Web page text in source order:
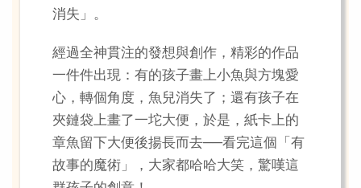
消失」。
經過全神貫注的發想與創作，精彩的作品
一件件出現：有的孩子畫上小魚與方塊愛
心，轉個角度，魚兒消失了；還有孩子在
夾鏈袋上畫了一坨大便，於是，紙卡上的
章魚留下大便後揚長而去──看完這個「有
故事的魔術」，大家都哈哈大笑，驚嘆這